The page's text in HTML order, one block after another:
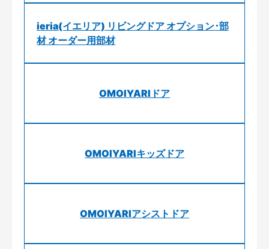
ieria(イエリア) リビングドア オプション･部
材 オーダー用部材
OMOIYARIドア
OMOIYARIキッズドア
OMOIYARIアシストドア